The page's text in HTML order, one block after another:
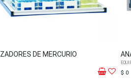
DE MERCURIO
$ 0